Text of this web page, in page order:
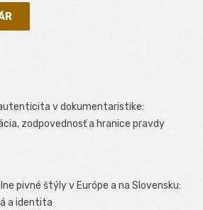
v dokumentaristike:
zodpovednosť a hranice pravdy
pivné štýly v Európe a na Slovensku:
a identita